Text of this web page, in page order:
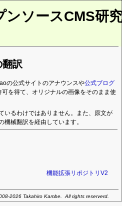
ンソースCMS研
翻訳
の公式サイトのアナウンスや公式ブログ
を得て、オリジナルの画像をそのまま使
いるわけではありません。また、原文が
機械翻訳を経由しています。
機能拡張リポジトリV2
2026 Takahiro Kambe. All rights reserverd.